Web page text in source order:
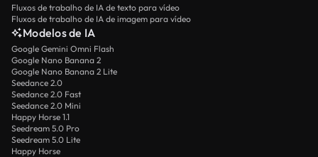
Fluxos de trabalho de IA de texto para vídeo
Fluxos de trabalho de IA de imagem para vídeo
Modelos de IA
Google Gemini Omni Flash
Google Nano Banana 2
Google Nano Banana 2 Lite
Seedance 2.0
Seedance 2.0 Fast
Seedance 2.0 Mini
Happy Horse 1.1
Seedream 5.0 Pro
Seedream 5.0 Lite
Happy Horse